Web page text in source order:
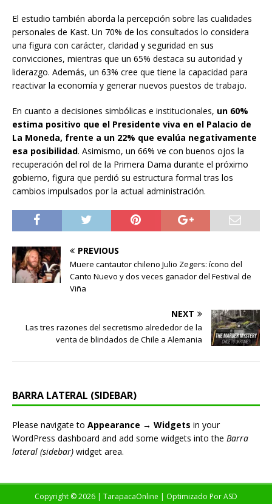
El estudio también aborda la percepción sobre las cualidades
personales de Kast. Un 70% de los consultados lo considera
una figura con carácter, claridad y seguridad en sus
convicciones, mientras que un 65% destaca su autoridad y
liderazgo. Además, un 63% cree que tiene la capacidad para
reactivar la economía y generar nuevos puestos de trabajo.
En cuanto a decisiones simbólicas e institucionales, un 60%
estima positivo que el Presidente viva en el Palacio de
La Moneda, frente a un 22% que evalúa negativamente
esa posibilidad. Asimismo, un 66% ve con buenos ojos la
recuperación del rol de la Primera Dama durante el próximo
gobierno, figura que perdió su estructura formal tras los
cambios impulsados por la actual administración.
PREVIOUS
Muere cantautor chileno Julio Zegers: ícono del
Canto Nuevo y dos veces ganador del Festival de
Viña
NEXT
Las tres razones del secretismo alrededor de la
venta de blindados de Chile a Alemania
BARRA LATERAL (SIDEBAR)
Please navigate to Appearance → Widgets in your
WordPress dashboard and add some widgets into the Barra
lateral (sidebar) widget area.
Copyright © 2026 | TarapacaOnline | Optimizado PorASD